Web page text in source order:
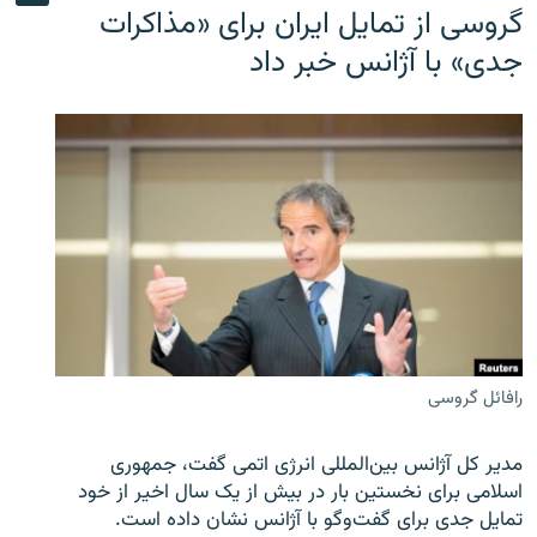
گروسی از تمایل ایران برای «مذاکرات
جدی» با آژانس خبر داد
رافائل گروسی
مدیر کل آژانس بین‌المللی انرژی اتمی گفت، جمهوری
اسلامی برای نخستین بار در بیش از یک سال اخیر از خود
تمایل جدی برای گفت‌وگو با آژانس نشان داده است.